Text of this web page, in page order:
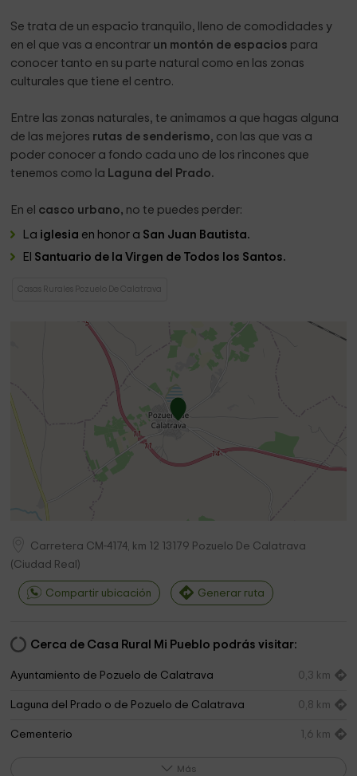
Se trata de un espacio tranquilo, lleno de comodidades y
en el que vas a encontrar un montón de espacios para
conocer tanto en su parte natural como en las zonas
culturales que tiene el centro.
Entre las zonas naturales, te animamos a que hagas alguna
de las mejores rutas de senderismo, con las que vas a
poder conocer a fondo cada uno de los rincones que
tenemos como la Laguna del Prado.
En el casco urbano, no te puedes perder:
La iglesia en honor a San Juan Bautista.
El Santuario de la Virgen de Todos los Santos.
Casas Rurales Pozuelo De Calatrava
Carretera CM-4174, km 12 13179 Pozuelo De Calatrava
(Ciudad Real )
Compartir ubicación Generar ruta
Cerca de Casa Rural Mi Pueblo podrás visitar:
Ayuntamiento de Pozuelo de Calatrava 0,3 km
Laguna del Prado o de Pozuelo de Calatrava 0,8 km
Cementerio 1,6 km
Más